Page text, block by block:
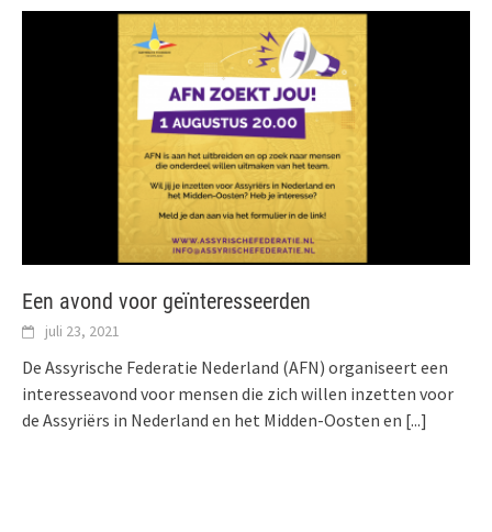
Een avond voor geïnteresseerden
juli 23, 2021
De Assyrische Federatie Nederland (AFN) organiseert een
interesseavond voor mensen die zich willen inzetten voor
de Assyriërs in Nederland en het Midden-Oosten en [...]